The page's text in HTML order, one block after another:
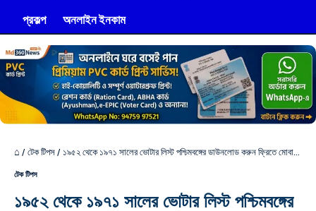
প্রকল্প
অনলাইন ইনকাম
⌂ / টেক টিপস / ১৯৫২ থেকে ১৯৭১ সালের ভোটার লিস্ট পশ্চিমবঙ্গের ডাউনলোড করুন ফ্রিতে মোবাইলে
টেক টিপস
১৯৫২ থেকে ১৯৭১ সালের ভোটার লিস্ট পশ্চিমবঙ্গের